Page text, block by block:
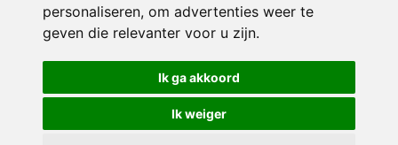
personaliseren, om advertenties weer te
geven die relevanter voor u zijn.
Ik ga akkoord
Ik weiger
Privacy policy|Disclaimer| Klachtenregeling|RSIN en Anbi
voorkeuren
Crealisatie The MindOffice